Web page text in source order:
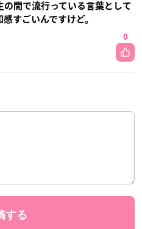
間で流行っている言葉として
すごいんですけど。
0